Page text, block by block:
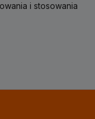
i stosowania